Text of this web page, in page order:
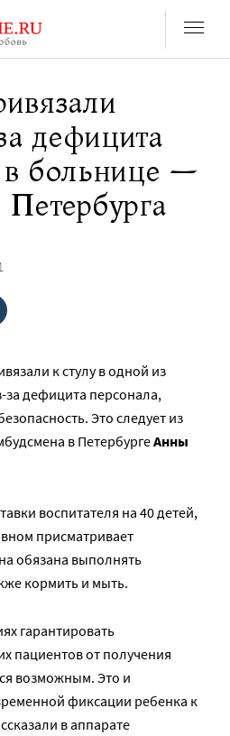
дефицита
в больнице —
к стулу в одной из
за дефицита персонала,
Это следует из
в ПетербургеАнны
воспитателя на 40 детей,
присматривает
обязана выполнять
кормить и мыть.
гарантировать
пациентов от получения
возможным. Это и
фиксации ребенка к
в аппарате